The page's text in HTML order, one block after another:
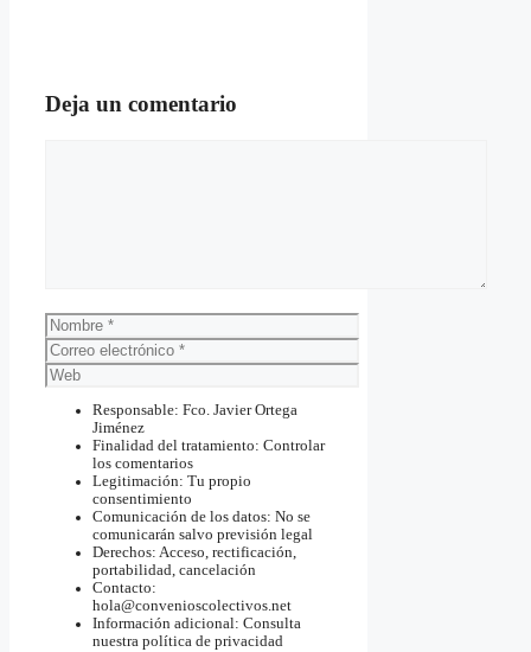
Deja un comentario
Nombre
Correo
electrónico
Web
Responsable: Fco. Javier Ortega
Jiménez
Finalidad del tratamiento: Controlar
los comentarios
Legitimación: Tu propio
consentimiento
Comunicación de los datos: No se
comunicarán salvo previsión legal
Derechos: Acceso, rectificación,
portabilidad, cancelación
Contacto:
hola@convenioscolectivos.net
Información adicional: Consulta
nuestra política de privacidad